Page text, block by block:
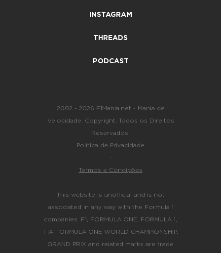
INSTAGRAM
THREADS
PODCAST
2002 - 2026 F1Mania.net - Mania de
Velocidade. Copyright. Todos os Direitos
Reservados.
Política de Privacidade
-
Termos e Condições
This website is unofficial and is not
associated in any way with the Formula 1
companies. F1, FORMULA ONE, FORMULA 1,
FIA FORMULA ONE WORLD CHAMPIONSHIP,
GRAND PRIX and related marks are trade